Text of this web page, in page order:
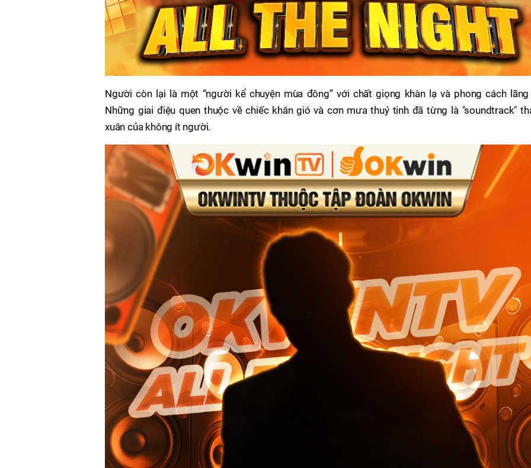
Người còn lại là một “người kể chuyện mùa đông” với chất giọng khàn lạ và phong cách
Những giai điệu quen thuộc về chiếc khăn gió và cơn mưa thuỷ tinh đã từng là "soundtrack"
xuân của không ít người.